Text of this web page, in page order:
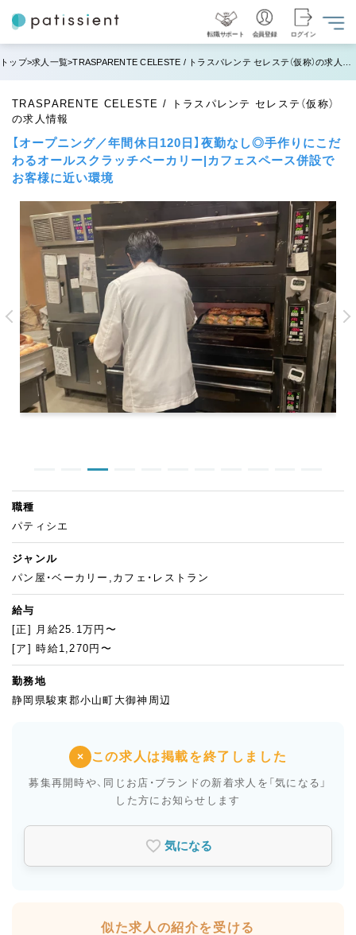
転職サポート 会員登録 ログイン
トップ 求人一覧
TRASPARENTE CELESTE / トラスパレンテ セレステ（仮称）
の求人情報
【オープニング／年間休日120日】夜勤なし◎手作りにこだ
わるオールスクラッチベーカリー|カフェスペース併設で
お客様に近い環境
職種
パティシエ
ジャンル
パン屋・ベーカリー,カフェ・レストラン
給与
[正] 月給25.1万円〜
[ア] 時給1,270円〜
勤務地
静岡県駿東郡小山町大御神周辺
× この求人は掲載を終了しました
募集再開時や、同じお店・ブランドの新着求人を 「気になる」
した方にお知らせします
気になる
似た求人の紹介を受ける